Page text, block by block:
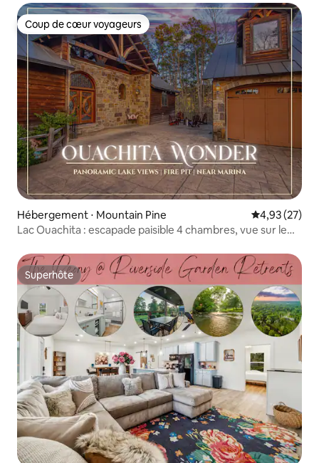
Coup de cœur voyageurs
Coup de cœur voyageurs
Hébergement ⋅ Mountain Pine Évaluation
4,93 (27)
Lac Ouachita : escapade paisible 4 chambres, vue sur le
Superhôte
Superhôte